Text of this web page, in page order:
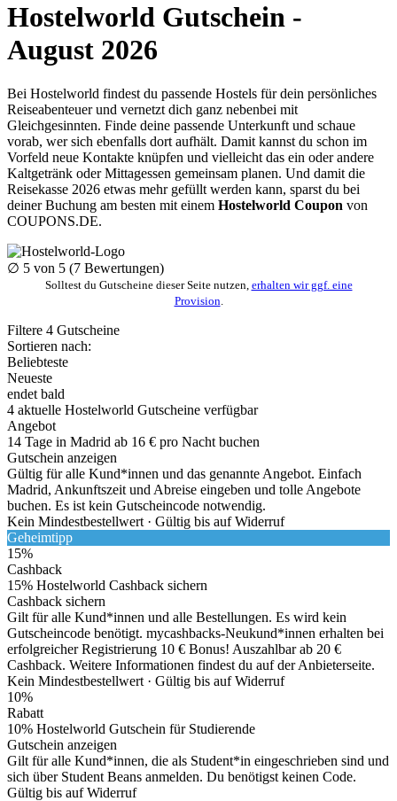
Hostelworld Gutschein -
August 2026
Bei Hostelworld findest du passende Hostels für dein persönliches
Reiseabenteuer und vernetzt dich ganz nebenbei mit
Gleichgesinnten. Finde deine passende Unterkunft und schaue
vorab, wer sich ebenfalls dort aufhält. Damit kannst du schon im
Vorfeld neue Kontakte knüpfen und vielleicht das ein oder andere
Kaltgetränk oder Mittagessen gemeinsam planen. Und damit die
Reisekasse 2026 etwas mehr gefüllt werden kann, sparst du bei
deiner Buchung am besten mit einem Hostelworld Coupon von
COUPONS.DE.
∅ 5 von 5 (7 Bewertungen)
Solltest du Gutscheine dieser Seite nutzen, erhalten wir ggf. eine
Provision
Filtere 4 Gutscheine
Sortieren nach:
Beliebteste
Neueste
endet bald
4 aktuelle Hostelworld Gutscheine verfügbar
Angebot
14 Tage in Madrid ab 16 € pro Nacht buchen
Gutschein anzeigen
Gültig für alle Kund*innen und das genannte Angebot. Einfach
Madrid, Ankunftszeit und Abreise eingeben und tolle Angebote
buchen. Es ist kein Gutscheincode notwendig.
Kein Mindestbestellwert · Gültig bis auf Widerruf
Geheimtipp
15%
Cashback
15% Hostelworld Cashback sichern
Cashback sichern
Gilt für alle Kund*innen und alle Bestellungen. Es wird kein
Gutscheincode benötigt. mycashbacks-Neukund*innen erhalten bei
erfolgreicher Registrierung 10 € Bonus! Auszahlbar ab 20 €
Cashback. Weitere Informationen findest du auf der Anbieterseite.
Kein Mindestbestellwert · Gültig bis auf Widerruf
10%
Rabatt
10% Hostelworld Gutschein für Studierende
Gutschein anzeigen
Gilt für alle Kund*innen, die als Student*in eingeschrieben sind und
sich über Student Beans anmelden. Du benötigst keinen Code.
Gültig bis auf Widerruf